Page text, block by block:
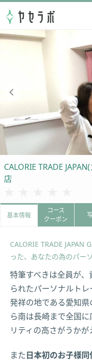
CALORIE TRADE
店
基本情報
コース
クーポン
CALORIE TRADE JAPAN
った、あなたの為のパー
特筆すべきは全員が
られたパーソナルト
発祥の地である愛知
ら南は長崎まで全国
リティの高さがうかが
また日本初のお子様